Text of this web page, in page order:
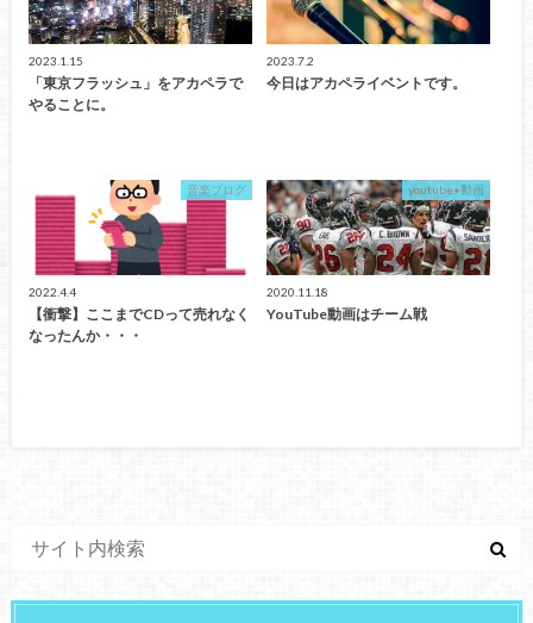
2023.1.15
「東京フラッシュ」をアカペラで
やることに。
2023.7.2
今日はアカペライベントです。
音楽ブログ
2022.4.4
【衝撃】ここまでCDって売れなく
なったんか・・・
youtube•動画
2020.11.18
YouTube動画はチーム戦